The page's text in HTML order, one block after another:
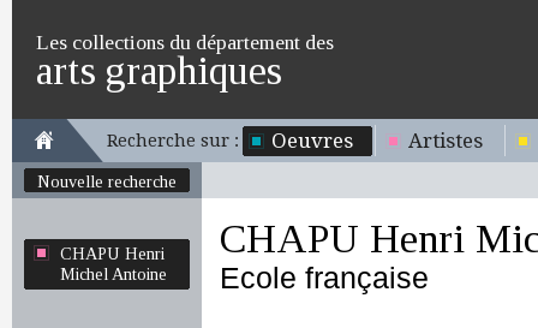
Les collections du département des
arts graphiques
Recherche sur : Oeuvres Artistes
Nouvelle recherche
CHAPU Henri
Michel Antoine
CHAPU Henri
Ecole française